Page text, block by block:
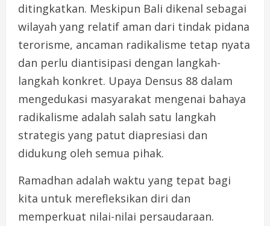
ditingkatkan. Meskipun Bali dikenal sebagai
wilayah yang relatif aman dari tindak pidana
terorisme, ancaman radikalisme tetap nyata
dan perlu diantisipasi dengan langkah-
langkah konkret. Upaya Densus 88 dalam
mengedukasi masyarakat mengenai bahaya
radikalisme adalah salah satu langkah
strategis yang patut diapresiasi dan
didukung oleh semua pihak.
Ramadhan adalah waktu yang tepat bagi
kita untuk merefleksikan diri dan
memperkuat nilai-nilai persaudaraan.